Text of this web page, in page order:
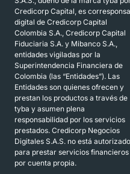
Credicorp Capital, es
digital de Credicorp Capital
Colombia S.A., Credicorp Capital
Fiduciaria S.A. y Mibanco S.A.,
entidades vigiladas por la
Superintendencia Financiera de
Colombia (las “Entidades”). Las
Entidades son quienes ofrecen y
prestan los productos a través de
tyba y asumen plena
responsabilidad por los servicios
prestados. Credicorp Negocios
Digitales S.A.S. no está autorizado
para prestar servicios financieros
por cuenta propia.